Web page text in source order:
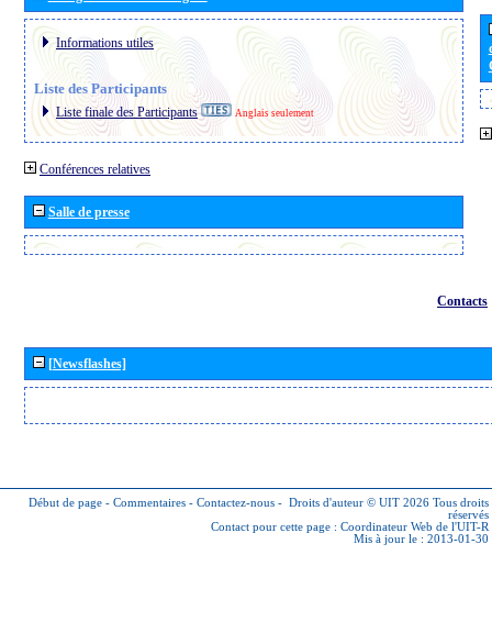
Informations utiles
Liste des Participants
Liste finale des Participants Anglais seulement
Conférences relatives
Salle de presse
Contacts
[Newsflashes]
Début de page - Commentaires - Contactez-nous - Droits d'auteur © UIT 2026 Tous droits
réservés
Contact pour cette page : Coordinateur Web de l'UIT-R
Mis à jour le : 2013-01-30